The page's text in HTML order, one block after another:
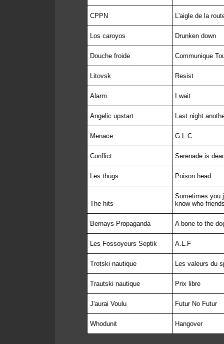
CPPN L'aigle de la
Los caroyos Drunken down
Douche froide Communique
Litovsk Resist
Alarm I wait
Angelic upstart Last night
Menace G.L.C
Conflict Serenade is
Les thugs Poison head
The hits
Sometimes you
know who
Bernays Propaganda A bone to the
Les Fossoyeurs Septik A.L.F
Trotski nautique Les valeurs du
Trautski nautique Prix libre
J'aurai Voulu Futur No Futur
Whodunit Hangover